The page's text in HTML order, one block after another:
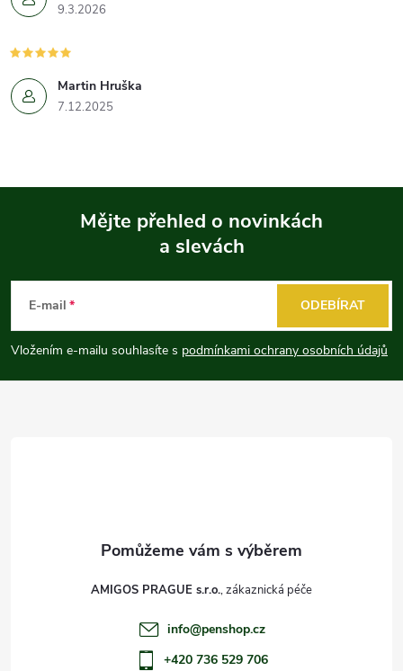
9.3.2026
Martin Hruška
7.12.2025
p
a
Mějte přehled o novinkách
a slevách
E-mail
Vložením e-mailu souhlasíte s podmínkami ochrany osobních údajů
ODEBÍRAT
AMIGOS PRAGUE s.r.o.
info@penshop.cz
+420 736 529 706